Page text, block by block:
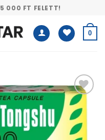
000 FT FELETT!
0
Kívánságlistához
adás